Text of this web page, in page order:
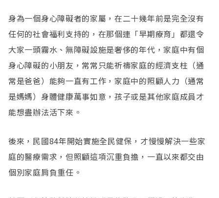
身為一個身心障礙者的家屬，在二十幾年前是完全沒有
任何的社會福利支持的，在那個連「早期療育」都還令
大家一頭霧水、無障礙設施是奢侈的年代，家庭中有個
身心障礙的小朋友，常常只能祈禱家庭的經濟支柱（通
常是爸爸）能夠一直有工作，家庭中的照顧人力（通常
是媽媽）身體健康萬事如意，孩子或是其他家庭成員才
能想盡辦法活下來。
後來，民國84年開始實施全民健保，才慢慢解決一些家
庭的醫療需求，但照顧這項沉重負擔，一直以來都交由
個別家庭肩負重任。